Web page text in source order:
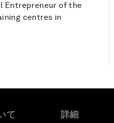
Entrepreneur of the
centres in
て 詳細